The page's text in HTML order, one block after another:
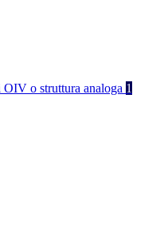
OIV o struttura analoga 1